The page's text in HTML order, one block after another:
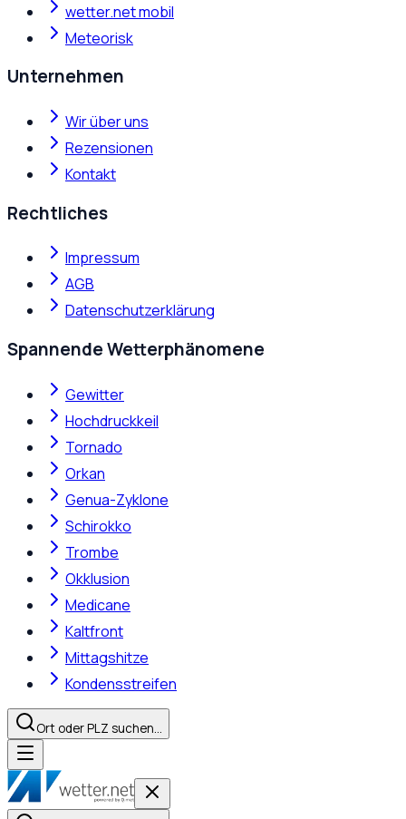
wetter.net mobil
Meteorisk
Unternehmen
Wir über uns
Rezensionen
Kontakt
Rechtliches
Impressum
AGB
Datenschutzerklärung
Spannende Wetterphänomene
Gewitter
Hochdruckkeil
Tornado
Orkan
Genua-Zyklone
Schirokko
Trombe
Okklusion
Medicane
Kaltfront
Mittagshitze
Kondensstreifen
Ort oder PLZ suchen…